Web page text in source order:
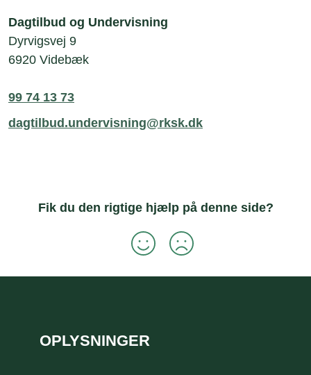
Dagtilbud og Undervisning
Dyrvigsvej 9
6920 Videbæk
99 74 13 73
dagtilbud.undervisning@rksk.dk
Fik du den rigtige hjælp på denne side?
OPLYSNINGER